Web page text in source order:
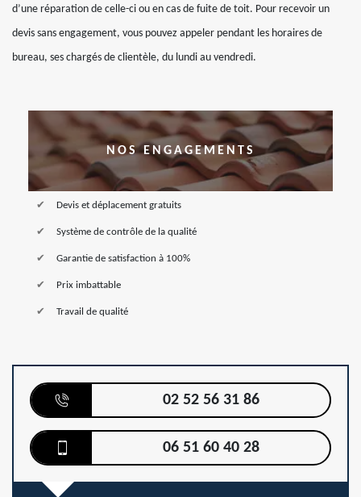
d’une réparation de celle-ci ou en cas de fuite de toit. Pour recevoir un
devis sans engagement, vous pouvez appeler pendant les horaires de
bureau, ses chargés de clientèle, du lundi au vendredi.
NOS ENGAGEMENTS
Devis et déplacement gratuits
Système de contrôle de la qualité
Garantie de satisfaction à 100%
Prix imbattable
Travail de qualité
02 52 56 31 86
06 51 60 40 28